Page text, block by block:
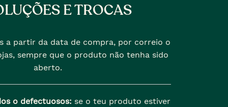
E TROCAS
a partir da data de compra, por correio o
sempre que o produto não tenha sido
aberto.
o defectuosos: se o teu produto estiver